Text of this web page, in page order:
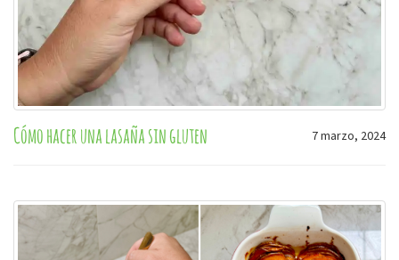
Cómo hacer una lasaña sin gluten 7 marzo, 2024